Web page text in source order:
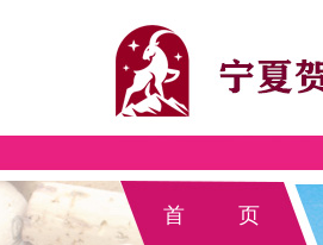
首 页